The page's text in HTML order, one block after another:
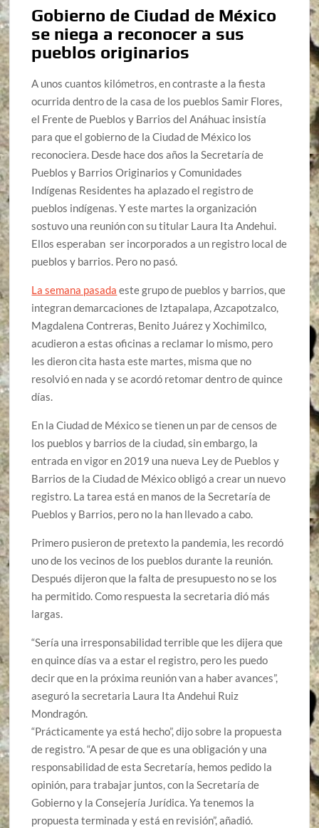
Gobierno de Ciudad de México
se niega a reconocer a sus
pueblos originarios
A unos cuantos kilómetros, en contraste a la fiesta
ocurrida dentro de la casa de los pueblos Samir Flores,
el Frente de Pueblos y Barrios del Anáhuac insistía
para que el gobierno de la Ciudad de México los
reconociera. Desde hace dos años la Secretaría de
Pueblos y Barrios Originarios y Comunidades
Indígenas Residentes ha aplazado el registro de
pueblos indígenas. Y este martes la organización
sostuvo una reunión con su titular Laura Ita Andehui.
Ellos esperaban ser incorporados a un registro local de
pueblos y barrios. Pero no pasó.
La semana pasada este grupo de pueblos y barrios, que
integran demarcaciones de Iztapalapa, Azcapotzalco,
Magdalena Contreras, Benito Juárez y Xochimilco,
acudieron a estas oficinas a reclamar lo mismo, pero
les dieron cita hasta este martes, misma que no
resolvió en nada y se acordó retomar dentro de quince
días.
En la Ciudad de México se tienen un par de censos de
los pueblos y barrios de la ciudad, sin embargo, la
entrada en vigor en 2019 una nueva Ley de Pueblos y
Barrios de la Ciudad de México obligó a crear un nuevo
registro. La tarea está en manos de la Secretaría de
Pueblos y Barrios, pero no la han llevado a cabo.
Primero pusieron de pretexto la pandemia, les recordó
uno de los vecinos de los pueblos durante la reunión.
Después dijeron que la falta de presupuesto no se los
ha permitido. Como respuesta la secretaria dió más
largas.
“Sería una irresponsabilidad terrible que les dijera que
en quince días va a estar el registro, pero les puedo
decir que en la próxima reunión van a haber avances”,
aseguró la secretaria Laura Ita Andehui Ruiz
Mondragón.
“Prácticamente ya está hecho”, dijo sobre la propuesta
de registro. “A pesar de que es una obligación y una
responsabilidad de esta Secretaría, hemos pedido la
opinión, para trabajar juntos, con la Secretaría de
Gobierno y la Consejería Jurídica. Ya tenemos la
propuesta terminada y está en revisión”, añadió.